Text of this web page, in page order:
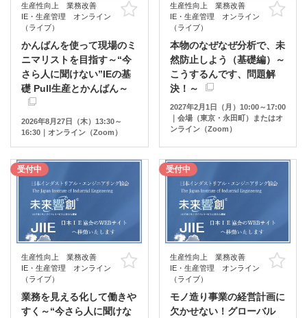
生産性向上 業務改善
IE・生産管理 オンライン
（ライブ）
お気に入り
かんばんを使って現場のミ
ニマリストを目指す～“今
さら人に聞けない”IEの基
礎 Pull生産とかんばん～
2026年8月27日（木）13:30～
16:30｜オンライン（Zoom）
生産性向上 業務改善
IE・生産管理 オンライン
（ライブ）
本物のなぜなぜ分析で、未
然防止しよう（基礎編）～
こうするんです、問題解
決！～
2027年2月1日（月）10:00～17:00
｜会場（東京・永田町）またはオ
ンライン（Zoom）
受付中
生産性向上 業務改善
IE・生産管理 オンライン
（ライブ）
お気に入り
業務を見える化して働きや
すく～“今さら人に聞けな
受付中
生産性向上 業務改善
IE・生産管理 オンライン
（ライブ）
モノ造り事業の経営計画に
欠かせない！グローバル